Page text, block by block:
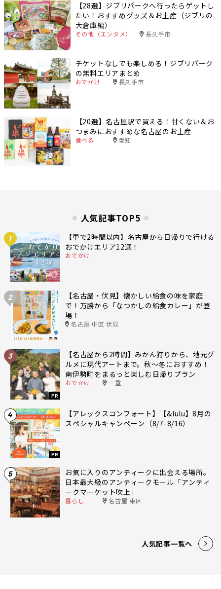
【28選】ジブリパークへ行ったらゲットし
たい！おすすめグッズ＆お土産（ジブリの
大倉庫編）
その他（エンタメ） 長久手市
チケットなしでも楽しめる！ジブリパーク
の無料エリアまとめ
おでかけ 長久手市
【20選】名古屋駅で買える！甘くない＆お
つまみにおすすめな名古屋のお土産
食べる 愛知
人気記事TOP5
1
【車で2時間以内】名古屋から日帰りで行ける
おでかけエリア12選！
おでかけ
2
【名古屋・伏見】懐かしい給食の味を家庭
で！万勝から「なつかしの給食カレー」が登
場！
名古屋 中区 伏見
3
PR
【名古屋から2時間】みかん狩りから、地元グ
ルメに現代アートまで。秋〜冬におすすめ！
南伊勢町をまるっと楽しむ日帰りプラン
おでかけ 三重
4
PR
【アレックスコンフォート】【&lulu】8月の
スペシャルキャンペーン（8/7-8/16）
5
お気に入りのアンティークに出会える場所。
日本最大級のアンティークモール「アンティ
ークマーケット吹上」
暮らし 名古屋 東区
人気記事一覧へ